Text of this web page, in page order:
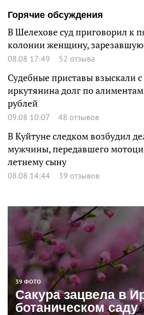
Горячие обсуждения
В Шелехове суд приговорил к
колонии женщину,
08.08 17:49 52 отзыва
Судебные приставы взыскали
иркутянина долг по
рублей
09.08 10:07 48 отзывов
В Куйтуне следком возбудил
мужчины, передавшего
летнему сыну
08.08 14:44 39 отзывов
39 ФОТО
Сакура зацвела в
ботаническом саду